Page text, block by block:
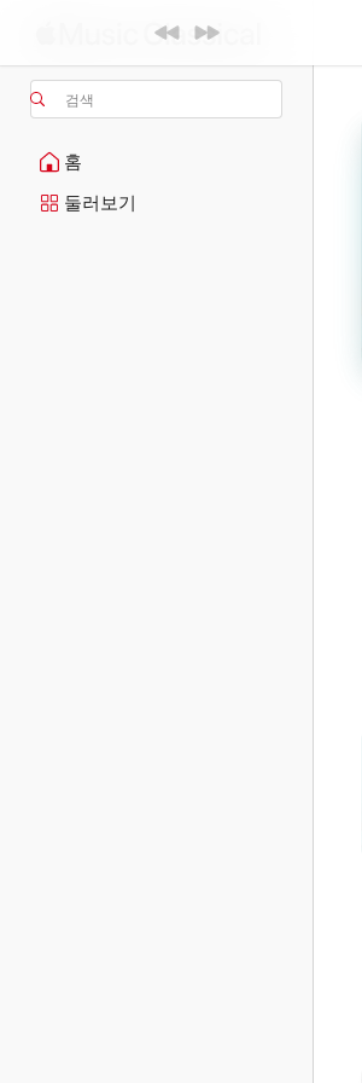
검색
홈
둘러보기